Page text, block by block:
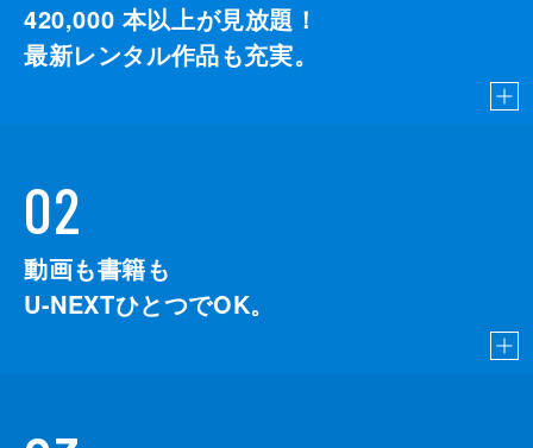
420,000 本以上が見放題！
最新レンタル作品も充実。
02
動画も書籍も
U-NEXTひとつでOK。